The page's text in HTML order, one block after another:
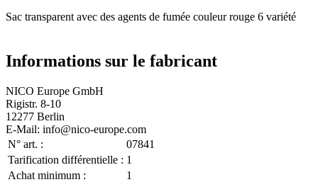
Sac transparent avec des agents de fumée couleur rouge 6 variété
Informations sur le fabricant
NICO Europe GmbH
Rigistr. 8-10
12277 Berlin
E-Mail: info@nico-europe.com
N° art. :
07841
Tarification différentielle : 1
Achat minimum :
1